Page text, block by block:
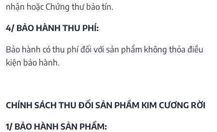
nhận hoặc Chứng thư bảo tín.
4/ BẢO HÀNH THU PHÍ:
Bảo hành có thu phí đối với sản phẩm không thỏa điều
kiện bảo hành.
CHÍNH SÁCH THU ĐỔI SẢN PHẦM KIM CƯƠNG RỜI
1/ BẢO HÀNH SẢN PHẨM: